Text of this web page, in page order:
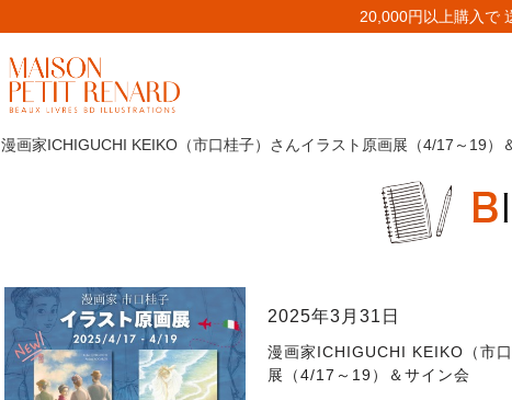
20,000円以上購入で
漫画家ICHIGUCHI KEIKO（市口桂子）さんイラスト原画展（4/17～19）
2025年3月31日
漫画家ICHIGUCHI KEIKO（市
展（4/17～19）＆サイン会